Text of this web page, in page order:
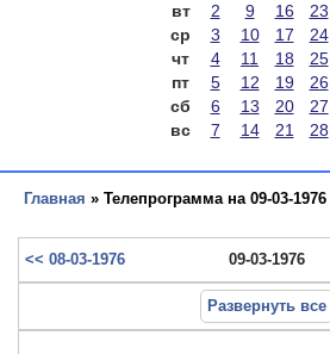
вт
2 9 16 23
ср
3 10 17 24
чт
4 11 18
25
пт
5 12 19
26
сб
6 13 20
27
вс
7 14 21 28
Главная » Телепрограмма на 09-03-1976
<< 08-03-1976 09-03-1976
Развернуть все